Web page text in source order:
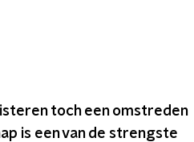
toch een omstreden
is een van de strengste